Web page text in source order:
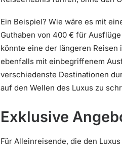
Ein Beispiel? Wie wäre es mit
Guthaben von 400 € für
könnte eine der längeren
ebenfalls mit einbegriffenem
verschiedenste Destinationen
auf den Wellen des Luxus zu
Exklusive
Für Alleinreisende, die den